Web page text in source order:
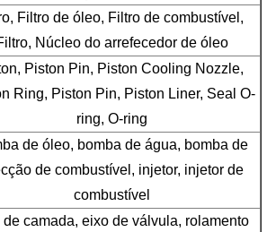
Filtro de óleo, Filtro de combustível,
Núcleo do arrefecedor de óleo
Piston Pin, Piston Cooling Nozzle,
Ring, Piston Pin, Piston Liner, Seal O-
ring, O-ring
de óleo, bomba de água, bomba de
de combustível, injetor, injetor de
combustível
de camada, eixo de válvula, rolamento